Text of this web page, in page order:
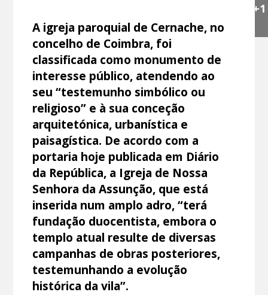
+1
A igreja paroquial de Cernache, no
concelho de Coimbra, foi
classificada como monumento de
interesse público, atendendo ao
seu “testemunho simbólico ou
religioso” e à sua conceção
arquitetónica, urbanística e
paisagística. De acordo com a
portaria hoje publicada em Diário
da República, a Igreja de Nossa
Senhora da Assunção, que está
inserida num amplo adro, “terá
fundação duocentista, embora o
templo atual resulte de diversas
campanhas de obras posteriores,
testemunhando a evolução
histórica da vila”.